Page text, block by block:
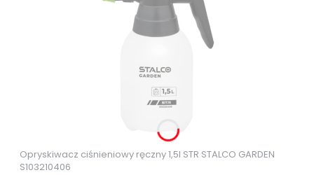
Opryskiwacz ciśnieniowy ręczny 1,5l STR STALCO GARDEN
S103210406